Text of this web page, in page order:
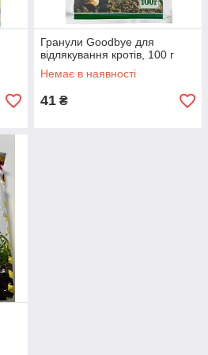
Гранули Goodbye для
відлякування кротів, 100 г
Немає в наявності
41 ₴